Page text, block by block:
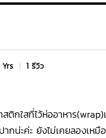
| 1 รีวิว
ติกใสที่ไว้ห่ออาหาร(wrap)
น่ะค่ะ ยังไม่เคยลองเหมือ